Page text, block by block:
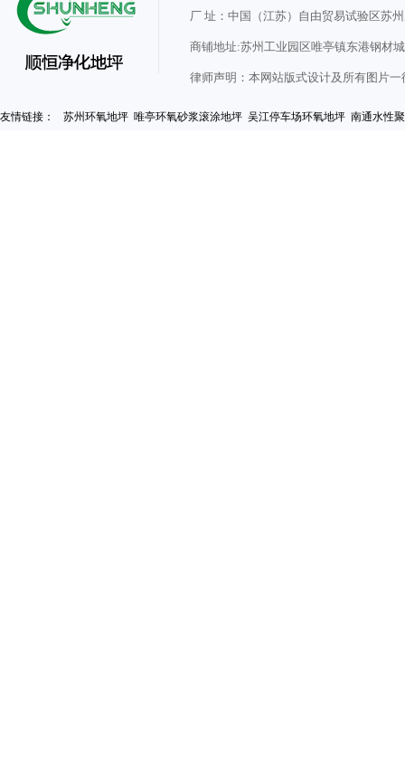
厂 址：中国（江苏）自由贸易试验区苏
商铺地址:苏州工业园区唯亭镇东港钢材
律师声明：本网站版式设计及所有图片
友情链接： 苏州环氧地坪 唯亭环氧砂浆滚涂地坪 吴江停车场环氧地坪 南通水性